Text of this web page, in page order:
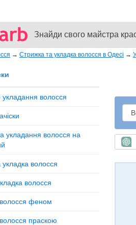
Знайди свого майстра
→ Стрижка та укладка волосся в Одесі →
укладання волосся
укладання волосся на
укладка волосся
волосся
феном
праскою